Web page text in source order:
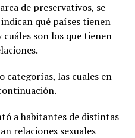
de preservativos, se
qué países tienen
son los que tienen
categorías, las cuales en
a habitantes de distintas
relaciones sexuales